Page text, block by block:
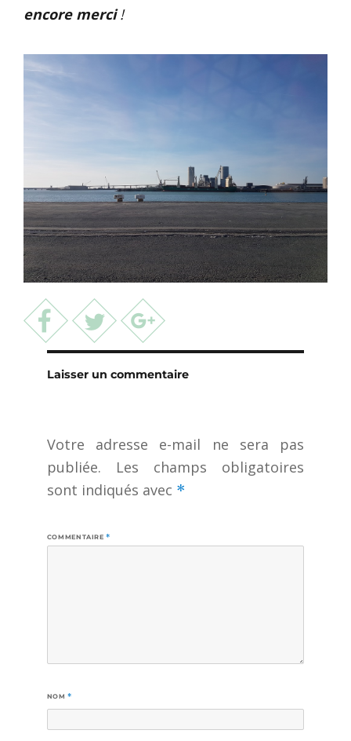
encore merci!
Laisser un commentaire
Votre adresse e-mail ne sera pas
publiée.
Les champs obligatoires
sont indiqués avec *
COMMENTAIRE*
NOM*